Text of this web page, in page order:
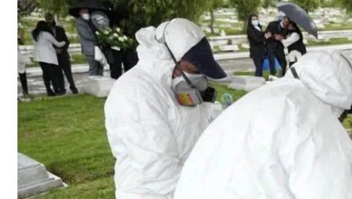
Растущая Концентрация Власти В
В Киеве Устроили Пробег Суперкаров